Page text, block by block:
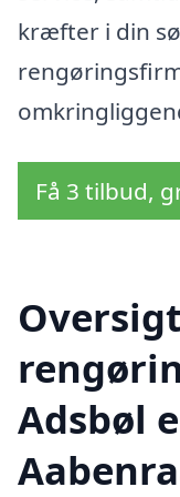
kræfter i din
Få 3 tilbud,
Adsbøl